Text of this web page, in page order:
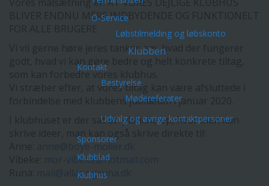
O-Service
Løbstilmelding og løbskonto
Klubben
Kontakt
Bestyrelse
Mødereferater
Udvalg og øvrige kontaktpersoner
Sponsorer
Klubblad
Klubhus
BLIVER ENDNU MERE INDBYDENDE OG FUNKTIONELT
Vi vil gerne høre jeres tanker om, hvad der fungerer
godt, hvad vi kan gøre bedre og helt konkrete tiltag,
som kan forbedre vores klubhus.
Vi stræber efter, at vores tiltag kan være afsluttede i
forbindelse med klubbens jubilæum i januar 2020.
I klubhuset er der sat en planche op, hvor man kan
skrive ideer, man kan også skrive direkte til:
anne@boye-moller.dk
mor-vibeke@hotmail.com
mail@allanogruna.dk